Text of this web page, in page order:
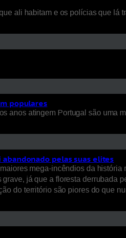
ali habitam e os polícias que lá
populares
anos atingem Portugal são uma
pelas suas elites
mega-incêndios da história
já que a floresta derrubada
do território são piores do que